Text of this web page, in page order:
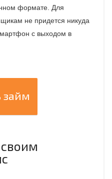
формате. Для
не придется никуда
с выходом в
займ